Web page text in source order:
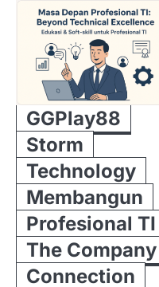
GGPlay88
Storm
Technology
Membangun
Profesional TI
The Company
Connection